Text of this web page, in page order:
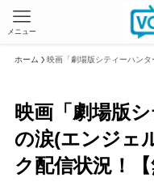
メニュー
ホーム 映画「劇場版シティーハン
映画「劇場版
の涙(エンジェ
ク配信状況！【